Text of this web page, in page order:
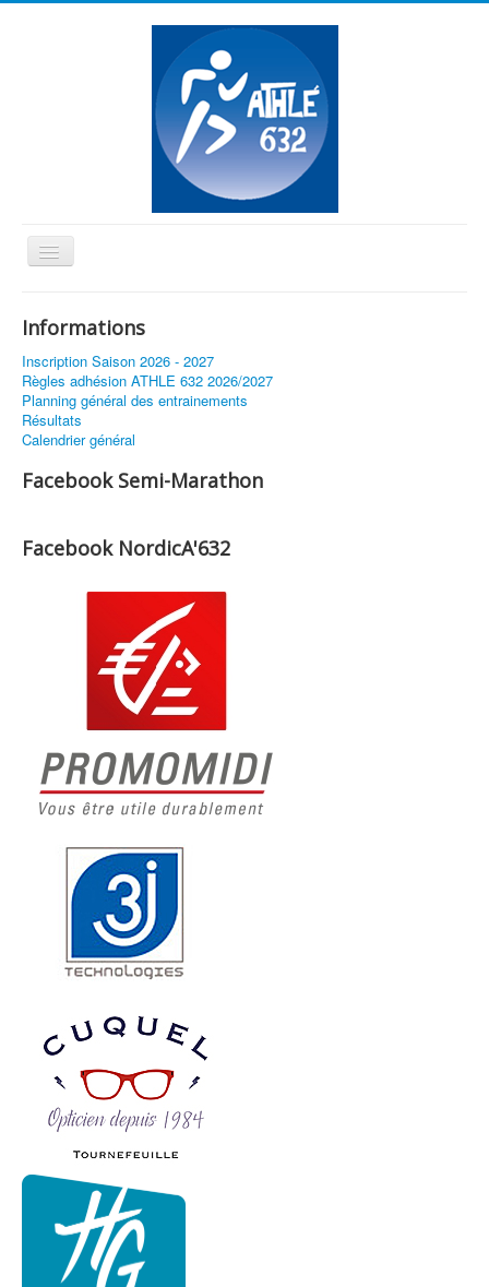
Basculer
la
Vous êtes ici :
Résultats 10km & Semi-Marathon de Tournefeuille 2017
Informations
Inscription Saison 2026 - 2027
Règles adhésion ATHLE 632 2026/2027
Planning général des entrainements
Résultats
Calendrier général
Facebook Semi-Marathon
Facebook NordicA'632